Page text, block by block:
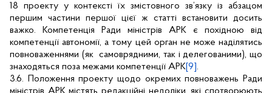
18 проекту у контексті їх змістовного зв’язку із абзацом
першим частини першої цієї ж статті встановити досить
важко. Компетенція Ради міністрів АРК є похідною від
компетенції автономії, а тому цей орган не може наділятись
повноваженнями (як самоврядними, так і делегованими), що
знаходяться поза межами компетенції АРК [9] .
3.6. Положення проекту щодо окремих повноважень Ради
міністрів АРК містять редакційні недоліки, які спотворюють